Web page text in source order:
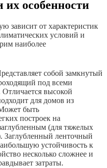
особенности
зависит от характеристик
условий и
наиболее
собой замкнутый
под всеми
высокой
для домов из
быть
построек на
(для тяжелых
Заглубленный ленточный
устойчивость к
несколько сложнее и
затраты.